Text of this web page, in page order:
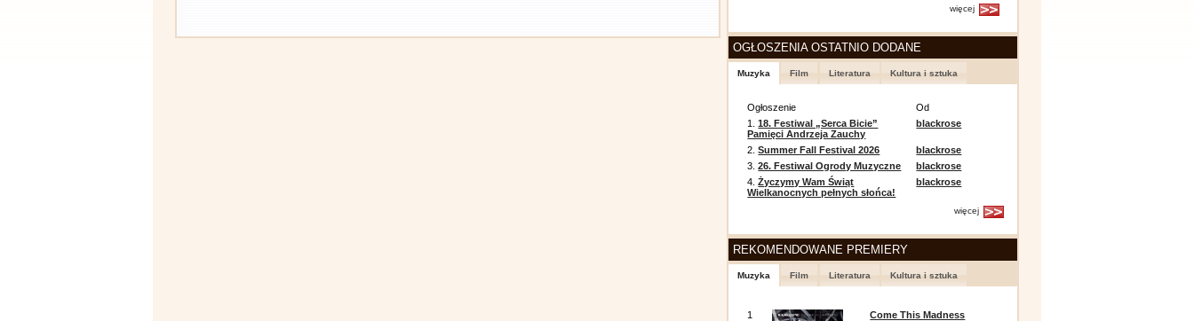
więcej
OGŁOSZENIA OSTATNIO DODANE
Muzyka Film Literatura Kultura i sztuka
Ogłoszenie
Od
1.18. Festiwal „Serca Bicie”
Pamięci Andrzeja Zauchy
blackrose
2.Summer Fall Festival 2026
blackrose
3.26. Festiwal Ogrody Muzyczne
blackrose
4.Życzymy Wam Świąt
Wielkanocnych pełnych słońca!
blackrose
więcej
REKOMENDOWANE PREMIERY
Muzyka Film Literatura Kultura i sztuka
1
Come This Madness